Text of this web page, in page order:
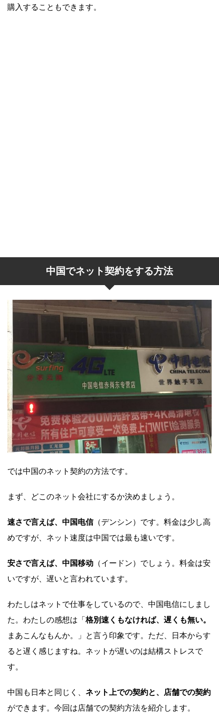
購入することもできます。
中国でネット契約をする方法
では中国のネット契約の方法です。
まず、どこのネット会社にするか決めましょう。
速さで言えば、中国电信（デンシン）です。料金は少し高
めですが、ネット速度は中国では最も速いです。
安さで言えば、中国移动 （イードン）でしょう。料金は安
いですが、遅いと言われています。
わたしはネットで仕事をしているので、中国电信にしまし
た。わたしの感想は「格別速くもなければ、遅くも無い。
まあこんなもんか。」と言う印象です。ただ、日本からす
ると遅く感じますね。ネットが遅いのは結構ストレスで
す。
中国も日本と同じく、 ネット上での契約と、店舗での契約
ができます。今回は店舗での契約方法を紹介します。